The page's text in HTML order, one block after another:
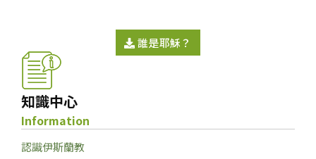
誰是耶穌？
知識中心
Information
認識伊斯蘭教